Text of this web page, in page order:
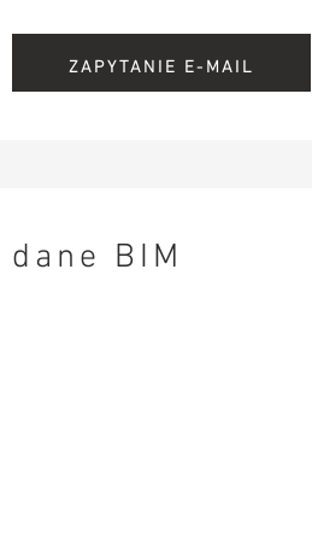
ZAPYTANIE E-MAIL
dane BIM